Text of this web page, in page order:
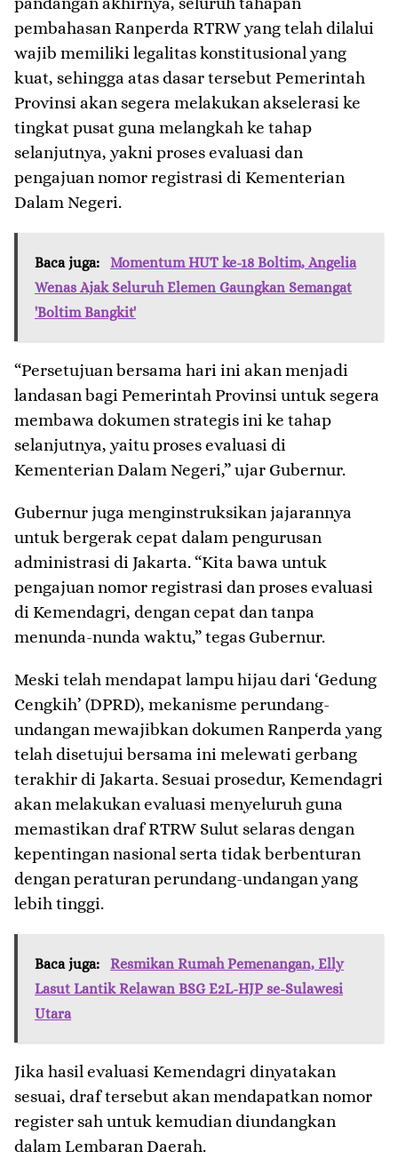
pembahasan Ranperda RTRW yang telah dilalui
wajib memiliki legalitas konstitusional yang
kuat, sehingga atas dasar tersebut Pemerintah
Provinsi akan segera melakukan akselerasi ke
tingkat pusat guna melangkah ke tahap
selanjutnya, yakni proses evaluasi dan
pengajuan nomor registrasi di Kementerian
Dalam Negeri.
Baca juga:
Momentum HUT ke-18 Boltim, Angelia
Wenas Ajak Seluruh Elemen Gaungkan Semangat
'Boltim Bangkit'
“Persetujuan bersama hari ini akan menjadi
landasan bagi Pemerintah Provinsi untuk segera
membawa dokumen strategis ini ke tahap
selanjutnya, yaitu proses evaluasi di
Kementerian Dalam Negeri,” ujar Gubernur.
Gubernur juga menginstruksikan jajarannya
untuk bergerak cepat dalam pengurusan
administrasi di Jakarta. “Kita bawa untuk
pengajuan nomor registrasi dan proses evaluasi
di Kemendagri, dengan cepat dan tanpa
menunda-nunda waktu,” tegas Gubernur.
Meski telah mendapat lampu hijau dari ‘Gedung
Cengkih’ (DPRD), mekanisme perundang-
undangan mewajibkan dokumen Ranperda yang
telah disetujui bersama ini melewati gerbang
terakhir di Jakarta. Sesuai prosedur, Kemendagri
akan melakukan evaluasi menyeluruh guna
memastikan draf RTRW Sulut selaras dengan
kepentingan nasional serta tidak berbenturan
dengan peraturan perundang-undangan yang
lebih tinggi.
Baca juga:
Resmikan Rumah Pemenangan, Elly
Lasut Lantik Relawan BSG E2L-HJP se-Sulawesi
Utara
Jika hasil evaluasi Kemendagri dinyatakan
sesuai, draf tersebut akan mendapatkan nomor
register sah untuk kemudian diundangkan
dalam Lembaran Daerah.